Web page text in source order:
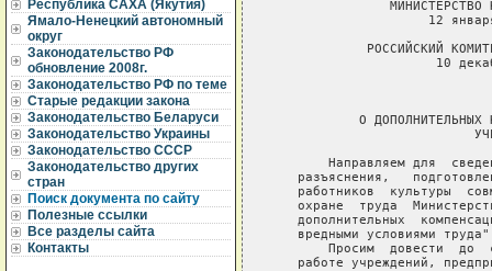
Республика САХА (Якутия)
Ямало-Ненецкий автономный
округ
Законодательство РФ
обновление 2008г.
Законодательство РФ по теме
Старые редакции закона
Законодательство Беларуси
Законодательство Украины
Законодательство СССР
Законодательство других
стран
Поиск документа по сайту
Полезные ссылки
Все разделы сайта
Контакты
МИНИСТЕРСТВО
12
РОССИЙСКИЙ
10
О ДОПОЛНИТЕЛЬНЫХ
Направляем для
разъяснения,
работников  культуры
охране  труда
дополнительных
вредными условиями
Просим  довести  до
работе учреждений,